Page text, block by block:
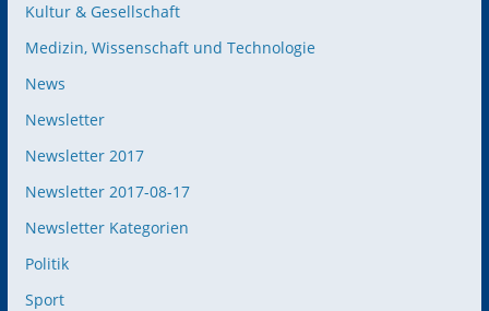
Kultur & Gesellschaft
Medizin, Wissenschaft und Technologie
News
Newsletter
Newsletter 2017
Newsletter 2017-08-17
Newsletter Kategorien
Politik
Sport